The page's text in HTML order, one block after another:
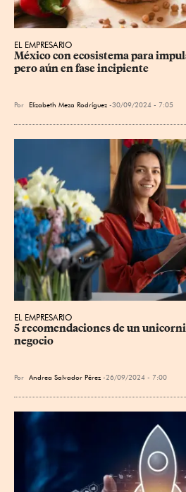
EL EMPRESARIO
México con ecosistema para
pero aún en fase incipiente
Por Elizabeth Meza Rodríguez 30/09/2024 - 7:05
EL EMPRESARIO
5 recomendaciones de un
negocio
Por Andrea Salvador Pérez 26/09/2024 - 7:00